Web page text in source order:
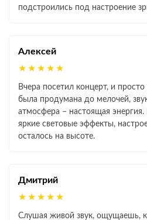
подстроились под настроение
Алексей
★★★★★
Вчера посетил концерт, и
была продумана до мелочей,
атмосфера – настоящая
яркие световые эффекты,
осталось на высоте.
Дмитрий
★★★★★
Слушая живой звук, ощущаешь,